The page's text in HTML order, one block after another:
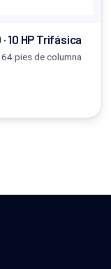
10 HP Trifásica
pies de columna